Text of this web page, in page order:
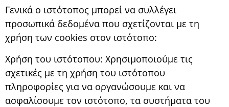
Γενικά ο ιστότοπος μπορεί να συλλέγει
προσωπικά δεδομένα που σχετίζονται με τη
χρήση των cookies στον ιστότοπο:
Χρήση του ιστότοπου: Χρησιμοποιούμε τις
σχετικές με τη χρήση του ιστότοπου
πληροφορίες για να οργανώσουμε και να
ασφαλίσουμε τον ιστότοπο, τα συστήματα του